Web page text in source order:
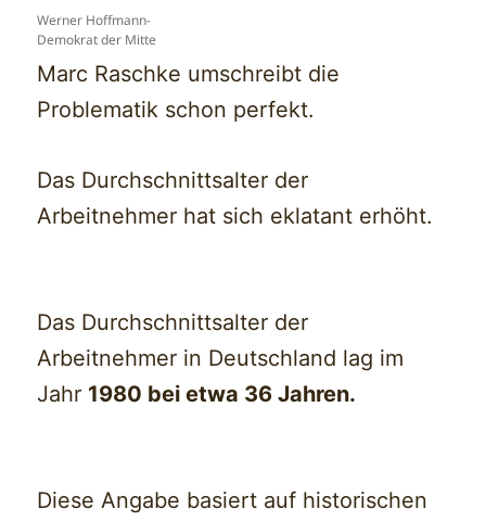
Werner Hoffmann-
Demokrat der Mitte
Marc Raschke umschreibt die
Problematik schon perfekt.
Das Durchschnittsalter der
Arbeitnehmer hat sich eklatant erhöht.
Das Durchschnittsalter der
Arbeitnehmer in Deutschland lag im
Jahr 1980 bei etwa 36 Jahren.
Diese Angabe basiert auf historischen